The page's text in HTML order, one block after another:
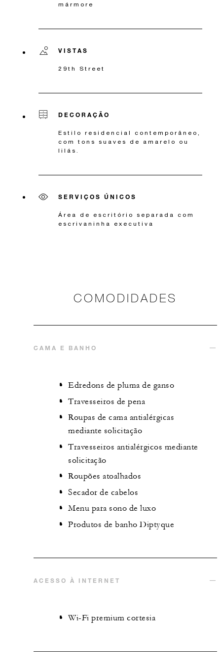
mármore
VISTAS
29th Street
DECORAÇÃO
Estilo residencial contemporâneo,
com tons suaves de amarelo ou
lilás.
SERVIÇOS ÚNICOS
Área de escritório separada com
escrivaninha executiva
COMODIDADES
CAMA E BANHO
Edredons de pluma de ganso
Travesseiros de pena
Roupas de cama antialérgicas
mediante solicitação
Travesseiros antialérgicos mediante
solicitação
Roupões atoalhados
Secador de cabelos
Menu para sono de luxo
Produtos de banho Diptyque
ACESSO À INTERNET
Wi-Fi premium cortesia